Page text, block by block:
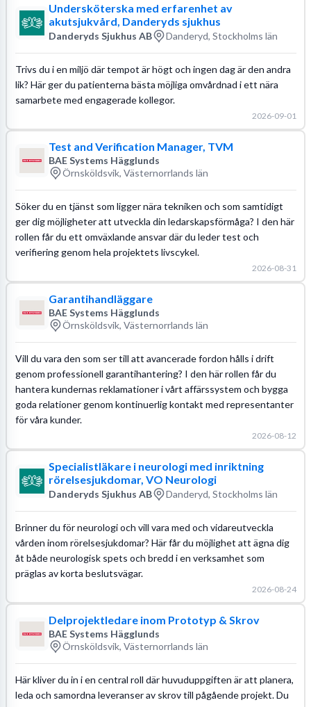
Undersköterska med erfarenhet av
akutsjukvård, Danderyds sjukhus
Danderyds Sjukhus AB Danderyd, Stockholms län
Trivs du i en miljö där tempot är högt och ingen dag är den andra
lik? Här ger du patienterna bästa möjliga omvårdnad i ett nära
samarbete med engagerade kollegor.
2026-09-01
Test and Verification Manager, TVM
BAE Systems Hägglunds
Örnsköldsvik, Västernorrlands län
Söker du en tjänst som ligger nära tekniken och som samtidigt
ger dig möjligheter att utveckla din ledarskapsförmåga? I den här
rollen får du ett omväxlande ansvar där du leder test och
verifiering genom hela projektets livscykel.
2026-08-31
Garantihandläggare
BAE Systems Hägglunds
Örnsköldsvik, Västernorrlands län
Vill du vara den som ser till att avancerade fordon hålls i drift
genom professionell garantihantering? I den här rollen får du
hantera kundernas reklamationer i vårt affärssystem och bygga
goda relationer genom kontinuerlig kontakt med representanter
för våra kunder.
2026-08-12
Specialistläkare i neurologi med inriktning
rörelsesjukdomar, VO Neurologi
Danderyds Sjukhus AB Danderyd, Stockholms län
Brinner du för neurologi och vill vara med och vidareutveckla
vården inom rörelsesjukdomar? Här får du möjlighet att ägna dig
åt både neurologisk spets och bredd i en verksamhet som
präglas av korta beslutsvägar.
2026-08-24
Delprojektledare inom Prototyp & Skrov
BAE Systems Hägglunds
Örnsköldsvik, Västernorrlands län
Här kliver du in i en central roll där huvuduppgiften är att planera,
leda och samordna leveranser av skrov till pågående projekt. Du